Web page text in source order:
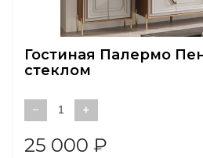
Гостиная Палермо
стеклом
− +
25 000 ₽